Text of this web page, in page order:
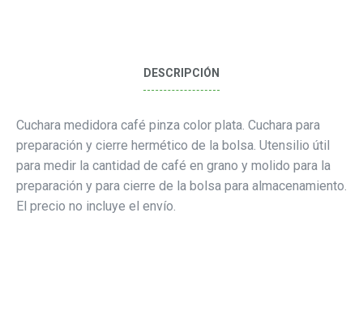
DESCRIPCIÓN
Cuchara medidora café pinza color plata. Cuchara para
preparación y cierre hermético de la bolsa. Utensilio útil
para medir la cantidad de café en grano y molido para la
preparación y para cierre de la bolsa para almacenamiento.
El precio no incluye el envío.